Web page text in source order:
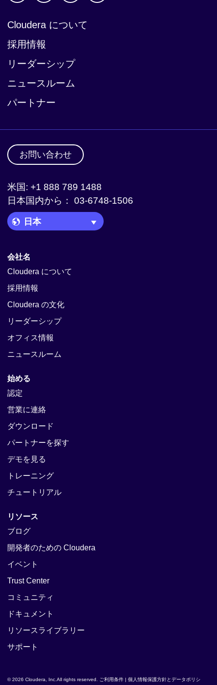
Cloudera について
採用情報
リーダーシップ
ニュースルーム
パートナー
お問い合わせ
米国: +1 888 789 1488
日本国内から： 03-6748-1506
Language Picker
会社名
Cloudera について
採用情報
Cloudera の文化
リーダーシップ
オフィス情報
ニュースルーム
始める
認定
営業に連絡
ダウンロード
パートナーを探す
デモを見る
トレーニング
チュートリアル
リソース
ブログ
開発者のための Cloudera
イベント
Trust Center
コミュニティ
ドキュメント
リソースライブラリー
サポート
© 2026 Cloudera, Inc.All rights reserved. ご利用条件 | 個人情報保護方針とデータポリシ